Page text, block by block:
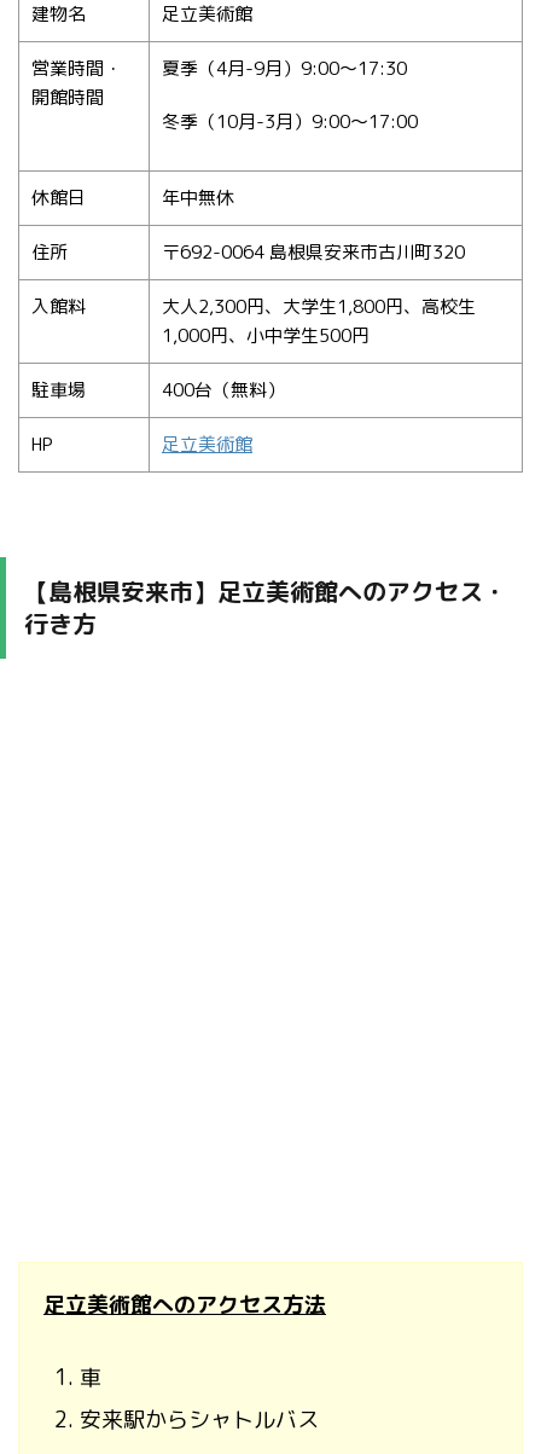
建物名 足立美術館
営業時間・
開館時間
夏季（4月-9月）9:00〜17:30
冬季（10月-3月）9:00〜17:00
休館日 年中無休
住所 〒692-0064 島根県安来市古川町320
入館料
大人2,300円、大学生1,800円、高校生
1,000円、小中学生500円
駐車場 400台（無料）
HP 足立美術館
【島根県安来市】足立美術館へのアクセス・
行き方
足立美術館へのアクセス方法
車
安来駅からシャトルバス